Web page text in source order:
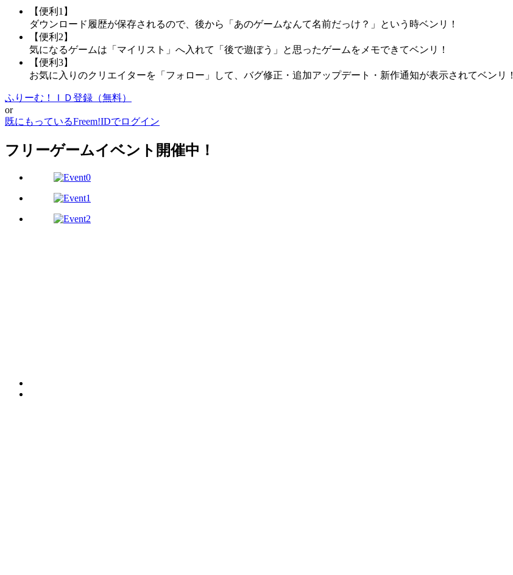
【便利1】
ダウンロード履歴が保存されるので、後から「あのゲームなんて名前だっけ？」という時ベンリ！
【便利2】
気になるゲームは「マイリスト」へ入れて「後で遊ぼう」と思ったゲームをメモできてベンリ！
【便利3】
お気に入りのクリエイターを「フォロー」して、バグ修正・追加アップデート・新作通知が表示されてベンリ！
ふりーむ！ＩＤ登録（無料）
or
既にもっているFreem!IDでログイン
フリーゲームイベント開催中！